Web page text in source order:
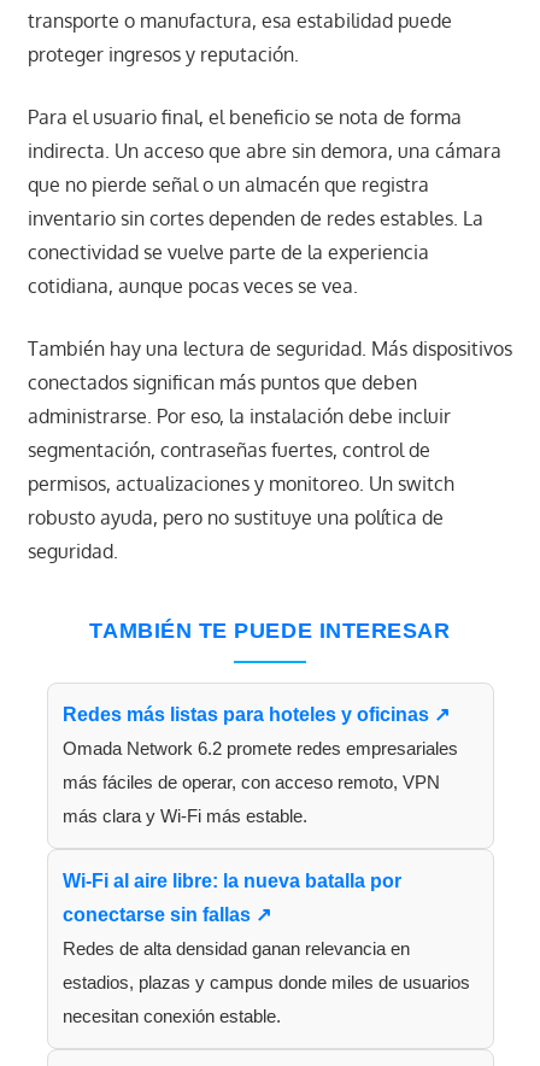
transporte o manufactura, esa estabilidad puede
proteger ingresos y reputación.
Para el usuario final, el beneficio se nota de forma
indirecta. Un acceso que abre sin demora, una cámara
que no pierde señal o un almacén que registra
inventario sin cortes dependen de redes estables. La
conectividad se vuelve parte de la experiencia
cotidiana, aunque pocas veces se vea.
También hay una lectura de seguridad. Más dispositivos
conectados significan más puntos que deben
administrarse. Por eso, la instalación debe incluir
segmentación, contraseñas fuertes, control de
permisos, actualizaciones y monitoreo. Un switch
robusto ayuda, pero no sustituye una política de
seguridad.
TAMBIÉN TE PUEDE INTERESAR
Redes más listas para hoteles y oficinas ↗
Omada Network 6.2 promete redes empresariales
más fáciles de operar, con acceso remoto, VPN
más clara y Wi-Fi más estable.
Wi-Fi al aire libre: la nueva batalla por
conectarse sin fallas ↗
Redes de alta densidad ganan relevancia en
estadios, plazas y campus donde miles de usuarios
necesitan conexión estable.